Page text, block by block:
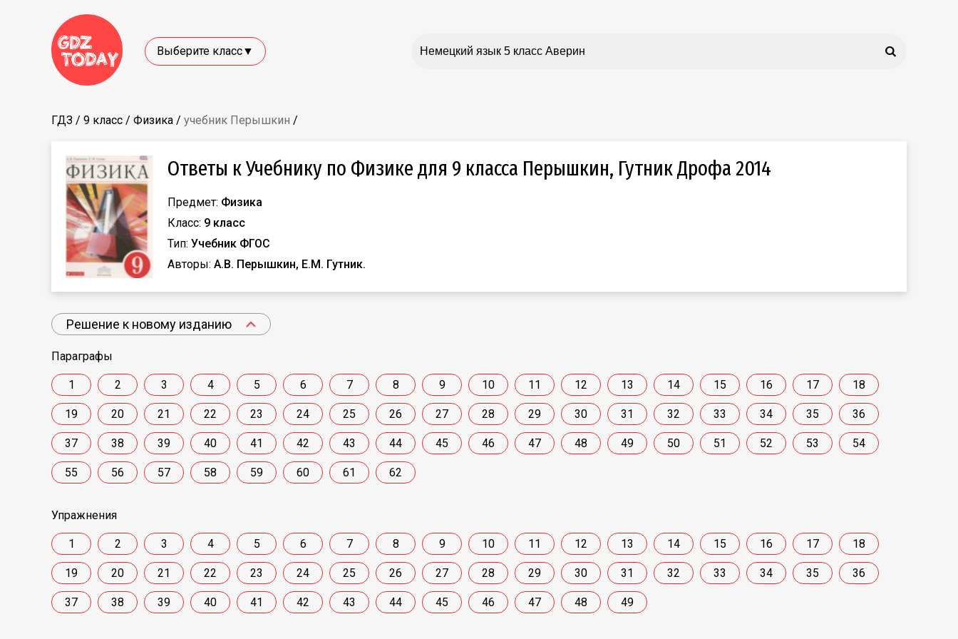
Выберите класс▼
ГДЗ / 9 класс / Физика / учебник Перышкин /
Ответы к Учебнику по Физике для 9 класса Перышкин, Гутник Дрофа 2014
Предмет: Физика
Класс: 9 класс
Тип: Учебник ФГОС
Авторы: А.В. Перышкин, Е.М. Гутник.
Решение к новому изданию
Параграфы
1 2 3 4 5 6 7 8 9 10 11 12 13 14 15 16 17 18
19 20 21 22 23 24 25 26 27 28 29 30 31 32 33 34 35 36
37 38 39 40 41 42 43 44 45 46 47 48 49 50 51 52 53 54
55 56 57 58 59 60 61 62
Упражнения
1 2 3 4 5 6 7 8 9 10 11 12 13 14 15 16 17 18
19 20 21 22 23 24 25 26 27 28 29 30 31 32 33 34 35 36
37 38 39 40 41 42 43 44 45 46 47 48 49